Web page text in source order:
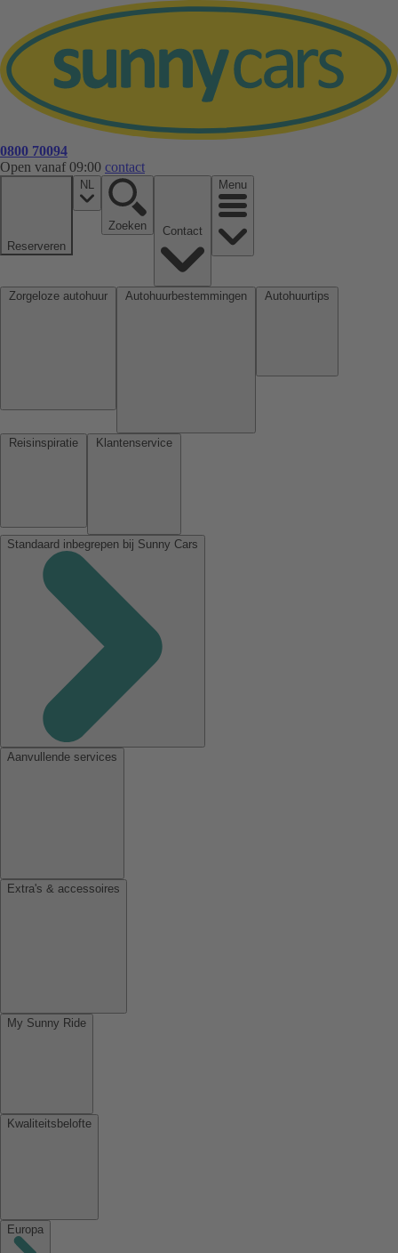
0800 70094
Open vanaf 09:00 contact
Reserveren
NL
Zoeken
Menu
Standaard inbegrepen bij Sunny Cars
Aanvullende services
Extra's & accessoires
My Sunny Ride
Kwaliteitsbelofte
Europa